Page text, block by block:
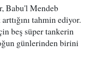
Babu'l Mendeb
tahmin ediyor.
beş süper tankerin
günlerinden birini